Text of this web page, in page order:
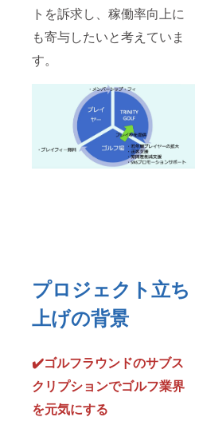
トを訴求し、稼働率向上に
も寄与したいと考えていま
す。
プロジェクト立ち
上げの背景
✔️ゴルフラウンドのサブス
クリプションでゴルフ業界
を元気にする